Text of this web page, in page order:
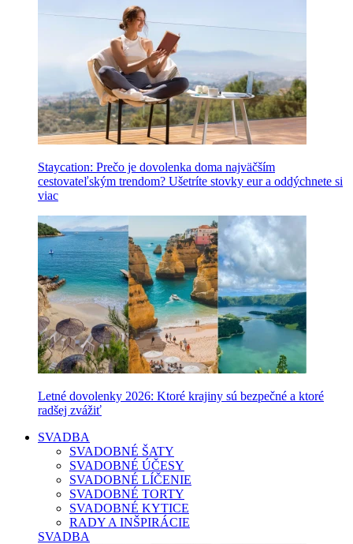
Staycation: Prečo je dovolenka doma najväčším
cestovateľským trendom? Ušetríte stovky eur a oddýchnete si
viac
Letné dovolenky 2026: Ktoré krajiny sú bezpečné a ktoré
radšej zvážiť
SVADBA
SVADOBNÉ ŠATY
SVADOBNÉ ÚČESY
SVADOBNÉ LÍČENIE
SVADOBNÉ TORTY
SVADOBNÉ KYTICE
RADY A INŠPIRÁCIE
SVADBA